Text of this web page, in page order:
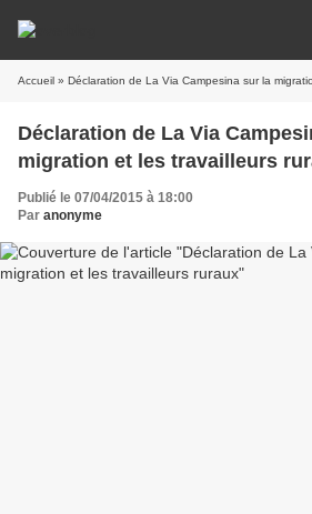
Accueil » Déclaration de La Via Campesina sur la
Déclaration de La Via
migration et les travailleurs
Publié le 07/04/2015 à 18:00
Par anonyme